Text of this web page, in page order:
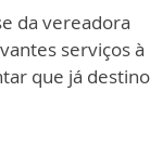
da vereadora
serviços à
que já